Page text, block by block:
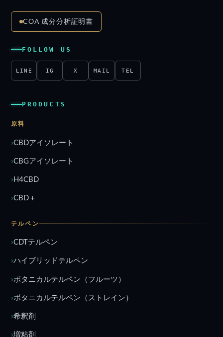
COA 成分分析証明書
FOLLOW US
LINE IG X MAIL TEL
PRODUCTS
原料
CBDアイソレート
CBGアイソレート
H4CBD
CBD＋
テルペン
CDTテルペン
ハイブリッドテルペン
ボタニカルテルペン（フルーツ）
ボタニカルテルペン（ストレイン）
希釈剤
増粘剤